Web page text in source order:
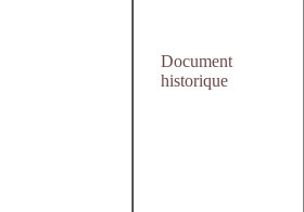
Document
historique